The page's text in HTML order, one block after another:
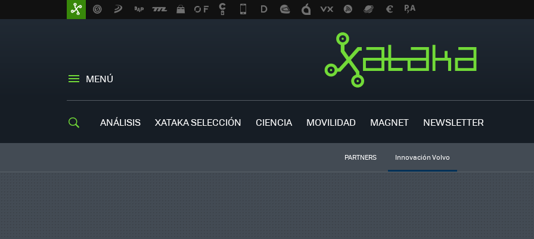
MENÚ
ANÁLISIS XATAKA SELECCIÓN CIENCIA MOVILIDAD MAGNET NEWSLETTER
PARTNERS Innovación Volvo